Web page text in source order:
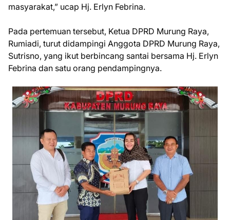
masyarakat,” ucap Hj. Erlyn Febrina.
Pada pertemuan tersebut, Ketua DPRD Murung Raya,
Rumiadi, turut didampingi Anggota DPRD Murung Raya,
Sutrisno, yang ikut berbincang santai bersama Hj. Erlyn
Febrina dan satu orang pendampingnya.